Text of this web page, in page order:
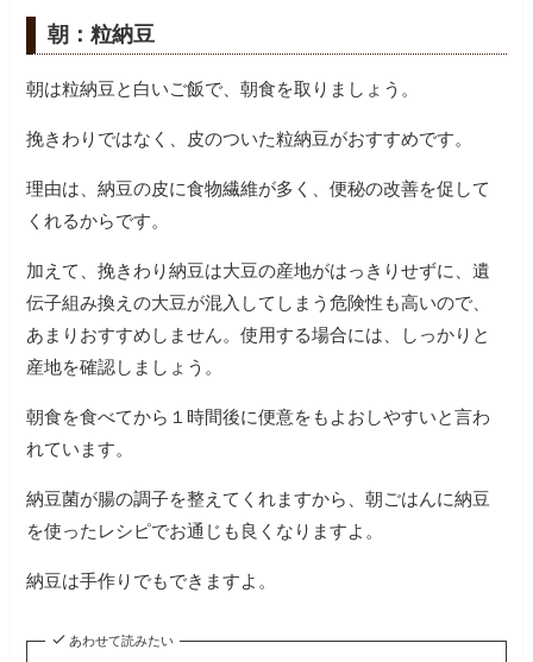
朝：粒納豆
朝は粒納豆と白いご飯で、朝食を取りましょう。
挽きわりではなく、皮のついた粒納豆がおすすめです。
理由は、納豆の皮に食物繊維が多く、便秘の改善を促して
くれるからです。
加えて、挽きわり納豆は大豆の産地がはっきりせずに、遺
伝子組み換えの大豆が混入してしまう危険性も高いので、
あまりおすすめしません。使用する場合には、しっかりと
産地を確認しましょう。
朝食を食べてから１時間後に便意をもよおしやすいと言わ
れています。
納豆菌が腸の調子を整えてくれますから、朝ごはんに納豆
を使ったレシピでお通じも良くなりますよ。
納豆は手作りでもできますよ。
あわせて読みたい